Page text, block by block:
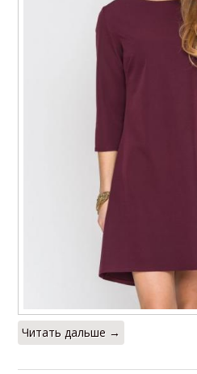
Читать дальше →